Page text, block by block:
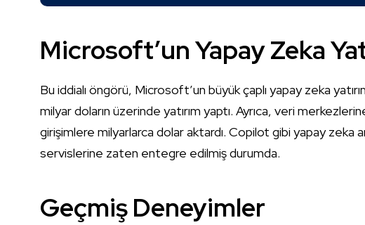
Microsoft’un Yapay Zeka
Bu iddialı öngörü, Microsoft’un büyük çaplı yapay zeka
milyar doların üzerinde yatırım yaptı. Ayrıca, veri
girişimlere milyarlarca dolar aktardı. Copilot gibi yapay zeka
servislerine zaten entegre edilmiş durumda.
Geçmiş Deneyimler